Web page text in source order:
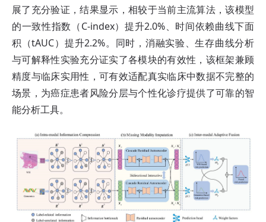
展了充分验证，结果显示，相较于当前主流算法，该模型
的一致性指数（C-index）提升2.0%、时间依赖曲线下面
积（tAUC）提升2.2%。同时，消融实验、生存曲线分析
与可解释性实验充分证实了各模块的有效性，该框架兼顾
精度与临床实用性，可有效适配真实临床中数据不完整的
场景，为癌症患者风险分层与个性化诊疗提供了可靠的智
能分析工具。